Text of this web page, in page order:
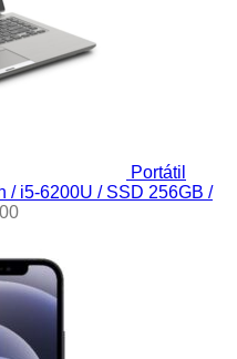
Portátil
/ i5-6200U / SSD 256GB /